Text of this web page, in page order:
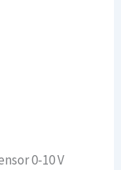
0-10 V